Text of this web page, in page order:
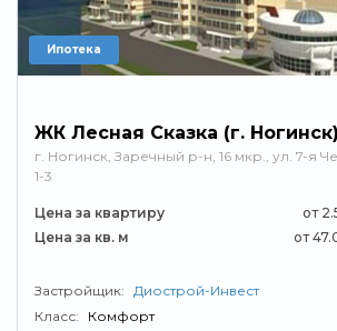
Ипотека
ЖК Лесная Сказка (г. Ногинск)
г. Ногинск, Заречный р-н, 16 мкр., ул. 7-я
1-3
Цена за квартиру
от
Цена за кв. м
от
Застройщик: Диострой-Инвест
Класс:
Комфорт